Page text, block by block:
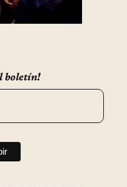
boletín!